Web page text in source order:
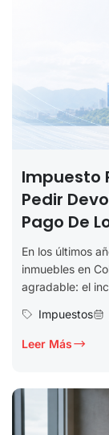
Impuesto
Pedir
Pago De
En los últimos
inmuebles en
agradable: el
Impuestos
Leer Más